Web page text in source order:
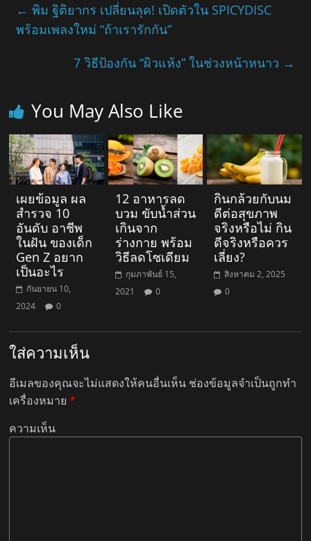
← พิม ฐิติยากร เปลี่ยนลุค! เปิดตัวใน SPICYDISC
พร้อมเพลงใหม่ “ถ้าเรารักกัน”
7 วิธีป้องกัน “ผิวแห้ง” ในช่วงหน้าหนาว →
You May Also Like
เผยข้อมูล ผล
สำรวจ 10
อันดับ อาชีพ
ในฝัน ของเด็ก
Gen Z อยาก
เป็นอะไร
กันยายน 10,
2024
0
12 อาหารลด
บวม ขับน้ำส่วน
เกินจาก
ร่างกาย พร้อม
วิธีลดโซเดียม
กุมภาพันธ์ 15,
2021
0
กินกล้วยกับนม
ดีต่อสุขภาพ
จริงหรือไม่ กิน
ดีจริงหรือควร
เลี่ยง?
สิงหาคม 2, 2025
0
ใส่ความเห็น
อีเมลของคุณจะไม่แสดงให้คนอื่นเห็น ช่องข้อมูลจำเป็นถูกทำ
เครื่องหมาย*
ความเห็น